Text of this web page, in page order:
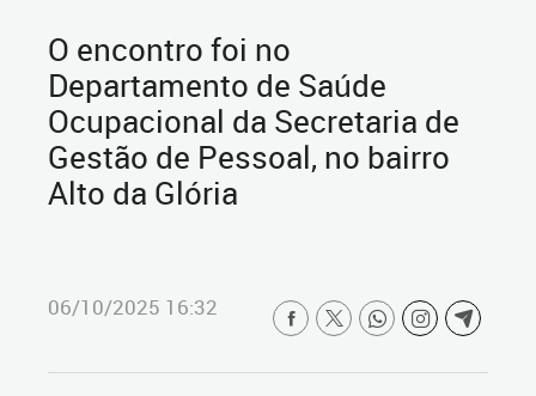
O encontro foi no
Departamento de Saúde
Ocupacional da Secretaria de
Gestão de Pessoal, no bairro
Alto da Glória
06/10/2025 16:32